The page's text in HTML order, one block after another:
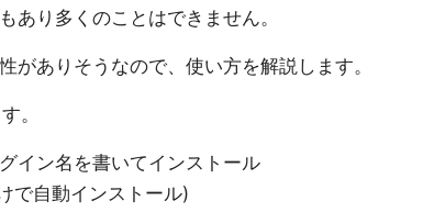
り多くのことはできません。
がありそうなので、使い方を解説します。
。
イン名を書いてインストール
で自動インストール)